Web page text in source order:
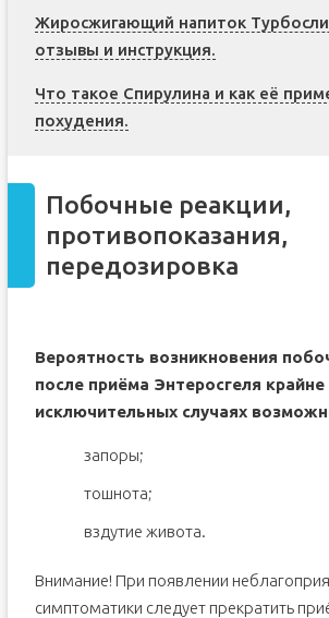
Жиросжигающий напиток
отзывы и инструкция.
Что такое Спирулина и как её
похудения.
Побочные реакции,
противопоказания,
передозировка
Вероятность возникновения
после приёма Энтеросгеля крайне
исключительных случаях
запоры;
тошнота;
вздутие живота.
Внимание! При появлении
симптоматики следует прекратить